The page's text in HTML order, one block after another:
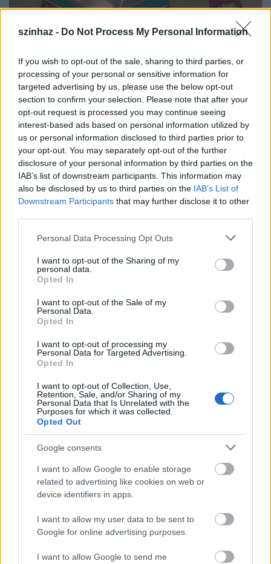
szinhaz - Do Not Process My Personal Information
If you wish to opt-out of the sale, sharing to third parties, or
processing of your personal or sensitive information for
targeted advertising by us, please use the below opt-out
section to confirm your selection. Please note that after your
opt-out request is processed you may continue seeing
interest-based ads based on personal information utilized by
us or personal information disclosed to third parties prior to
your opt-out. You may separately opt-out of the further
disclosure of your personal information by third parties on the
IAB’s list of downstream participants. This information may
also be disclosed by us to third parties on the IAB’s List of
Downstream Participants that may further disclose it to other
Please note that this website/app uses one or more Google
not limited to your visit or usage behaviour. You may click to
grant or deny consent to Google and its third-party tags to
use your data for below specified purposes in below Google
consent section.
Personal Data Processing Opt Outs
I want to opt-out of the Sharing of my
personal data.
Opted In
I want to opt-out of the Sale of my
Personal Data.
Opted In
I want to opt-out of processing my
Personal Data for Targeted Advertising.
Opted In
I want to opt-out of Collection, Use,
Retention, Sale, and/or Sharing of my
Personal Data that Is Unrelated with the
Purposes for which it was collected.
Opted Out
Google consents
I want to allow Google to enable storage
related to advertising like cookies on web or
device identifiers in apps.
I want to allow my user data to be sent to
Google for online advertising purposes.
I want to allow Google to send me
Heni bácsi érdemkeresztje, a fotón a szülei
láthatók, az előtérben Vitéz Lászlók.
'A mutatványosok között jellemző volt, hogy
őriztük a titkainkat, a műhelyfogásokat, a
adhattuk ki ezeket. A papa erre nevelt. Ellesni,
kihallgatni nem szabad, de a magunkét sem
hagyjuk. Amit mi találtunk ki, mi tudunk, azt jól
gyakoroljuk be, kezdjük játszani és ha már
minden rendben körülötte, sínen van, akkor
vihetik, ha tudják."